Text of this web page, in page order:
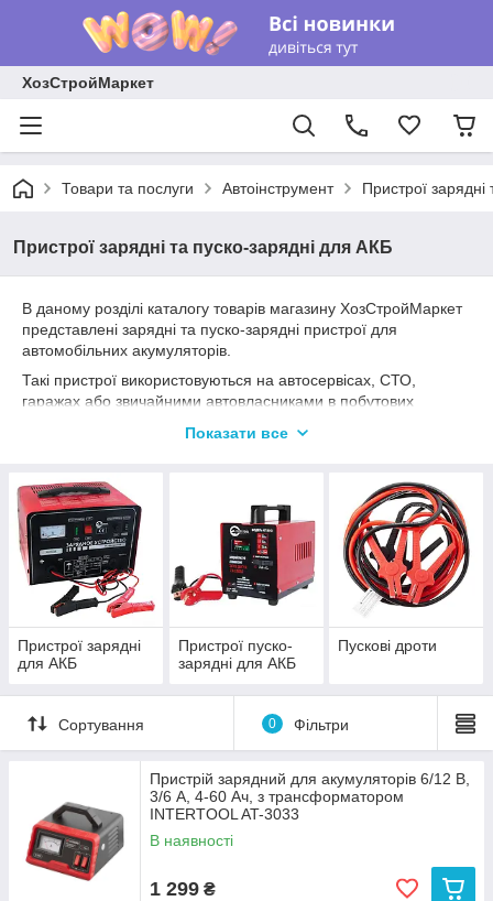
ХозСтройМаркет
Товари та послуги Автоінструмент Пристрої
Пристрої зарядні та пуско-зарядні для АКБ
В даному розділі каталогу товарів магазину ХозСтройМаркет
представлені зарядні та пуско-зарядні пристрої для
автомобільних акумуляторів.
Такі пристрої використовуються на автосервісах, СТО,
гаражах або звичайними автовласниками в побутових
Функціональності (пуско-зарядний або зарядний).
Зарядного напруги (6В, 12В, 24В).
Розміру (стаціонарні або мобільні).
Вазі.
Наявності або відсутності інформаційного дисплея.
Показати все
Пристрої зарядні
для АКБ
Пристрої пуско-
зарядні для АКБ
Пускові дроти
Сортування 0 Фільтри
Пристрій зарядний для акумуляторів 6/12 В,
3/6 А, 4-60 Ач, з трансформатором
INTERTOOL AT-3033
В наявності
1 299 ₴